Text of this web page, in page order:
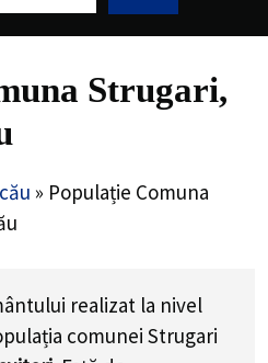
Strugari,
» Populație Comuna
realizat la nivel
comunei Strugari